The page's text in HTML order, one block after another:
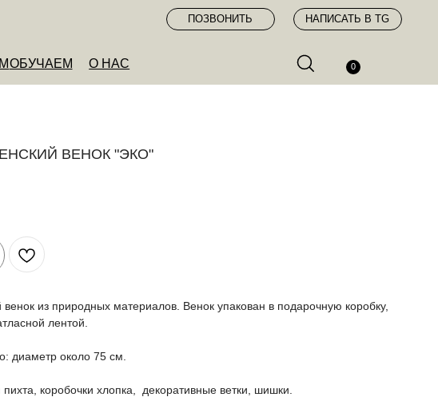
О НАС
НАПИСАТЬ В TG
ВЕНОК "ЭКО"
венок из природных материалов. Венок упакован в подарочную коробку,
лентой.
диаметр около 75 см.
пихта, коробочки хлопка, декоративные ветки, шишки.